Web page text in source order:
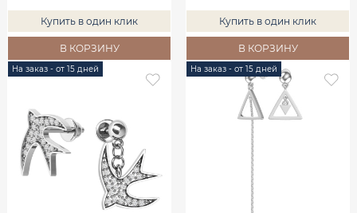
Купить в один клик
В КОРЗИНУ
Купить в один клик
В КОРЗИНУ
На заказ - от 15 дней На заказ - от 15 дней